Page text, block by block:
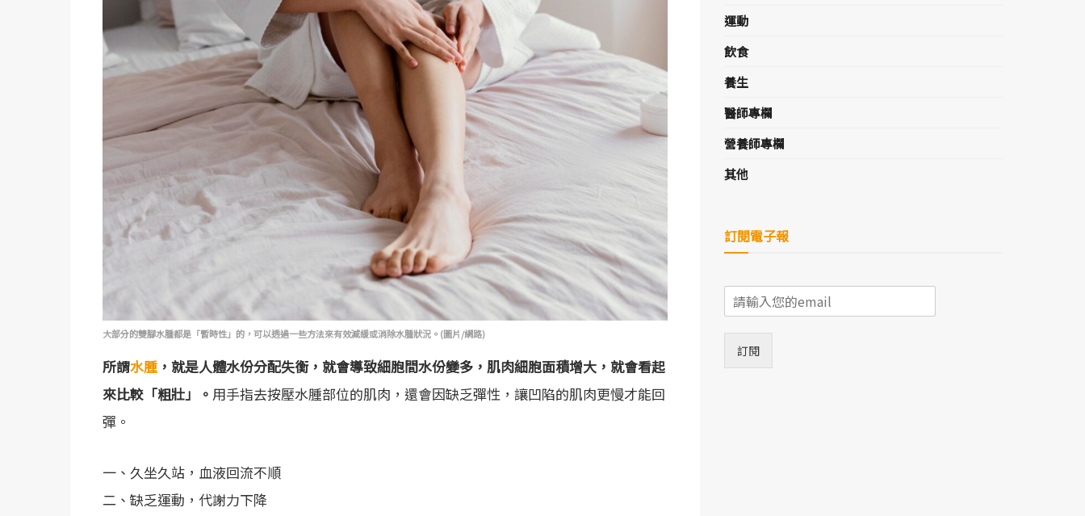
大部分的雙腳水腫都是「暫時性」的，可以透過一些方法來有效減緩或消除水腫狀況。(圖片/網路)
所謂水腫 ，就是人體水份分配失衡，就會導致細胞間水份變多，肌肉細胞面積增大，就會看起
來比較「粗壯」。 用手指去按壓水腫部位的肌肉，還會因缺乏彈性，讓凹陷的肌肉更慢才能回
彈。
一、久坐久站，血液回流不順
二、缺乏運動，代謝力下降
運動
飲食
養生
醫師專欄
營養師專欄
其他
訂閱電子報
E
m
*
訂閱